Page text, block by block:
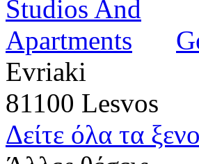
Evriaki
81100 Lesvos
Δείτε όλα τα